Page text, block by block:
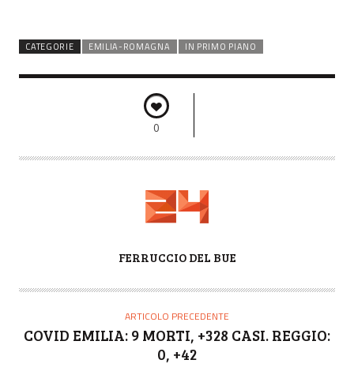
CATEGORIE EMILIA-ROMAGNA IN PRIMO PIANO
0
T
R
FERRUCCIO DEL BUE
ARTICOLO PRECEDENTE
COVID EMILIA: 9 MORTI, +328 CASI. REGGIO:
0, +42